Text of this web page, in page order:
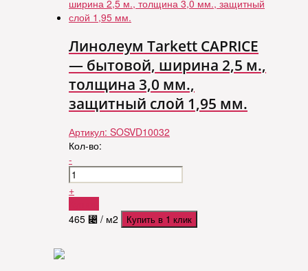
Линолеум Tarkett CAPRICE
— бытовой, ширина 2,5 м.,
толщина 3,0 мм.,
защитный слой 1,95 мм.
Артикул: SOSVD10032
Кол-во:
-
+
465 ⃄ / м2 Купить в 1 клик